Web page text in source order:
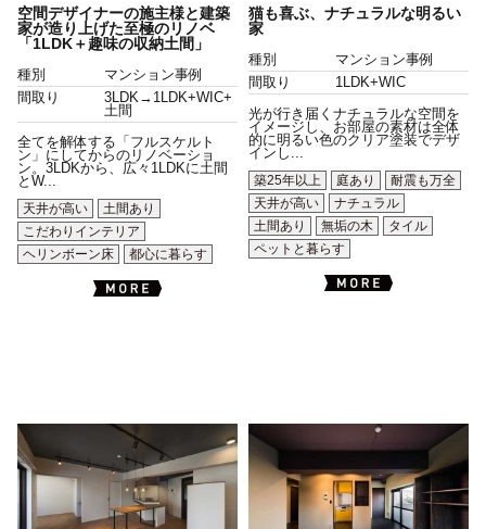
空間デザイナーの施主様と建築
家が造り上げた至極のリノベ
「1LDK＋趣味の収納土間」
種別
マンション事例
間取り
3LDK→1LDK+WIC+
土間
全てを解体する「フルスケルト
ン」にしてからのリノベーショ
ン。3LDKから、広々1LDKに土間
とW...
天井が高い
土間あり
こだわりインテリア
ヘリンボーン床
都心に暮らす
猫も喜ぶ、ナチュラルな明るい
家
種別
マンション事例
間取り
1LDK+WIC
光が行き届くナチュラルな空間を
イメージし、お部屋の素材は全体
的に明るい色のクリア塗装でデザ
インし...
築25年以上
庭あり
耐震も万全
天井が高い
ナチュラル
土間あり
無垢の木
タイル
ペットと暮らす